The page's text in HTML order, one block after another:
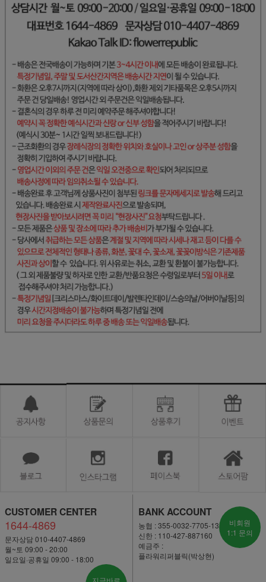
CUSTOMER CENTER
1644-4869
문자상담 010-4407-4869
월~토 09:00 - 20:00
일요일·공휴일 09:00 - 18:00
지금바로
BANK ACCOUNT
농협 : 355-0032-7705-13
신한 : 110-427-887160
예금주 :
플라워리퍼블릭(박상현)
비회원
1:1 문의